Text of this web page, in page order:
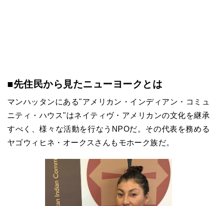
■先住民から見たニューヨークとは
マンハッタンにある"アメリカン・インディアン・コミュ
ニティ・ハウス"はネイティヴ・アメリカンの文化を継承
すべく、様々な活動を行なうNPOだ。その代表を務める
ヤゴウィヒネ・オークスさんもモホーク族だ。